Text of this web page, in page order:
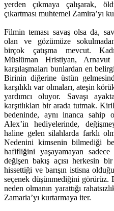
yerden çıkmaya çalışarak,
çıkartması muhtemel Zamira’yı
Filmin teması savaş olsa da,
olan ve gözümüze
birçok çatışma mevcut.
Müslüman Hristiyan, Arnavut
karşılaşmaları bunlardan en
Birinin diğerine üstün
karşılıklı var olmaları, ateşin
yardımcı oluyor. Savaşı
karşıtlıkları bir arada tutmak.
bedeninde, aynı inanca sahip
Alex’in hediyelerinde,
haline gelen silahlarda farklı
Nedenini kimsenin bilmediği
hafifliğini yaşayamayan
değişen bakış açısı herkesin
hissettiği ve barışın istisna
seçenek düşünmediğini görürüz.
neden olmanın yarattığı
Zamaria’yı kurtarmaya iter.